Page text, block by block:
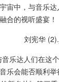
宙中，与音乐
合的视听盛宴！
乐达人们在这
乐会能否顺利